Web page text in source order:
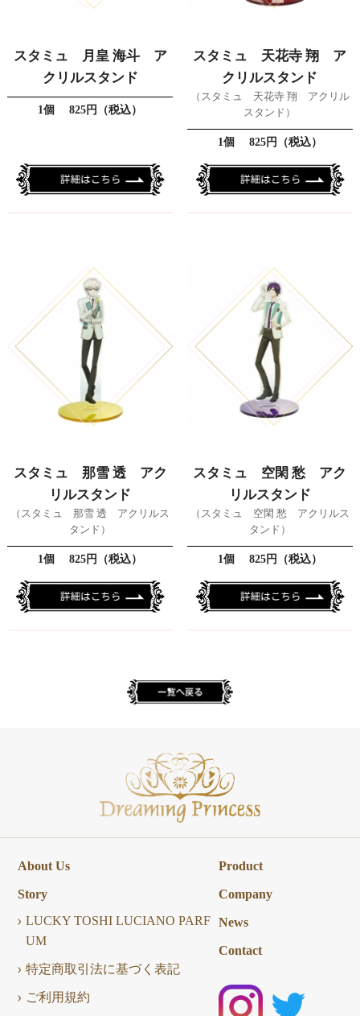
スタミュ 月皇 海斗 ア
クリルスタンド
1個 825円（税込）
スタミュ 天花寺 翔 ア
クリルスタンド
（スタミュ 天花寺 翔 アクリル
スタンド）
1個 825円（税込）
スタミュ 那雪 透 アク
リルスタンド
（スタミュ 那雪 透 アクリルス
タンド）
1個 825円（税込）
スタミュ 空閑 愁 アク
リルスタンド
（スタミュ 空閑 愁 アクリルス
タンド）
1個 825円（税込）
About Us
Story
LUCKY TOSHI LUCIANO PARF
UM
特定商取引法に基づく表記
ご利用規約
Product
Company
News
Contact